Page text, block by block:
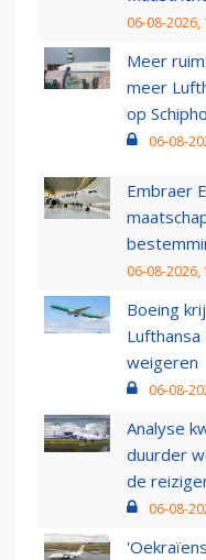
06-08-2026,
Meer
meer
op
06-08-
Embraer
06-08-2026,
Boeing
weigeren
06-08-
Analyse
duurder
de
06-08-